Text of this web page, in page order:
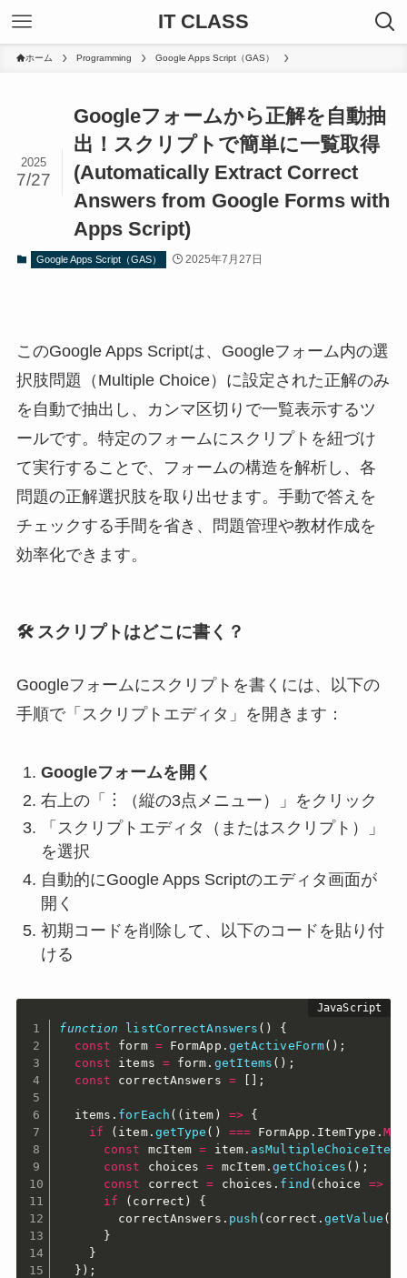
IT CLASS
ホーム Programming Google Apps Script（GAS）
Googleフォームから正解を自動抽
出！スクリプトで簡単に一覧取得
(Automatically Extract Correct
Answers from Google Forms with
Apps Script)
2025
7/27
Google Apps Script（GAS） 2025年7月27日
このGoogle Apps Scriptは、Googleフォーム内の選
択肢問題（Multiple Choice）に設定された正解のみ
を自動で抽出し、カンマ区切りで一覧表示するツ
ールです。特定のフォームにスクリプトを紐づけ
て実行することで、フォームの構造を解析し、各
問題の正解選択肢を取り出せます。手動で答えを
チェックする手間を省き、問題管理や教材作成を
効率化できます。
🛠 スクリプトはどこに書く？
Googleフォームにスクリプトを書くには、以下の
手順で「スクリプトエディタ」を開きます：
Googleフォームを開く
右上の「︙（縦の3点メニュー）」をクリック
「スクリプトエディタ（またはスクリプト）」
を選択
自動的にGoogle Apps Scriptのエディタ画面が
開く
初期コードを削除して、以下のコードを貼り付
ける
function listCorrectAnswers ( )
{
const form = FormApp . getActiveForm( ) ;
const items = form . getItems ( ) ;
const correctAnswers = ;
  items
. forEach ( ( item ) =>
{
if
( item. getType ( ) === FormApp . ItemType .
const
mcItem = item. asMultipleChoiceItem
const
choices = mcItem .getChoices ( ) ;
const
correct = choices . find ( choice =>
if
( correct )
{
        correctAnswers
. push ( correct .getValue (
}
}
} ) ;